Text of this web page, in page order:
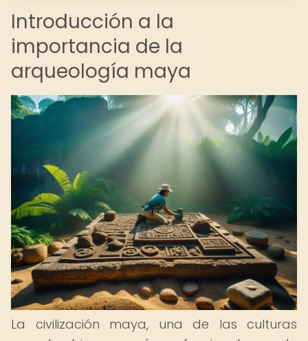
Introducción a la
importancia de la
arqueología maya
La civilización maya, una de las culturas